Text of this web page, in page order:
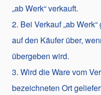
„ab Werk“ verkauft.
2. Bei Verkauf „ab
auf den Käufer über,
übergeben wird.
3. Wird die Ware vom
bezeichneten Ort